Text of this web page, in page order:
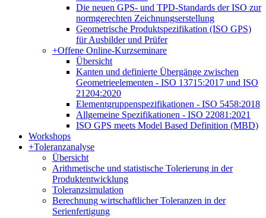
Die neuen GPS- und TPD-Standards der ISO zur
normgerechten Zeichnungserstellung
Geometrische Produktspezifikation (ISO GPS)
für Ausbilder und Prüfer
+Offene Online-Kurzseminare
Übersicht
Kanten und definierte Übergänge zwischen
Geometrieelementen - ISO 13715:2017 und ISO
21204:2020
Elementgruppenspezifikationen - ISO 5458:2018
Allgemeine Spezifikationen - ISO 22081:2021
ISO GPS meets Model Based Definition (MBD)
Workshops
+Toleranzanalyse
Übersicht
Arithmetische und statistische Tolerierung in der
Produktentwicklung
Toleranzsimulation
Berechnung wirtschaftlicher Toleranzen in der
Serienfertigung